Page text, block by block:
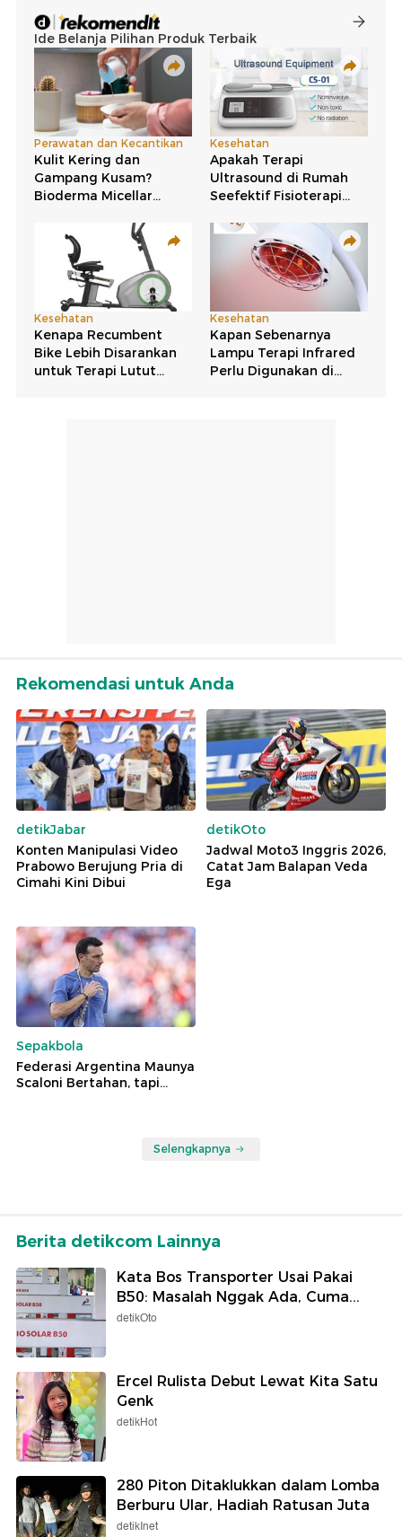
Rekomendasi untuk Anda
detikJabar
Konten Manipulasi Video
Prabowo Berujung Pria di
Cimahi Kini Dibui
detikOto
Jadwal Moto3 Inggris 2026,
Catat Jam Balapan Veda
Ega
Sepakbola
Federasi Argentina Maunya
Scaloni Bertahan, tapi...
Selengkapnya
Berita detikcom Lainnya
Kata Bos Transporter Usai Pakai
B50: Masalah Nggak Ada, Cuma...
detikOto
Ercel Rulista Debut Lewat Kita Satu
Genk
detikHot
280 Piton Ditaklukkan dalam Lomba
Berburu Ular, Hadiah Ratusan Juta
detikInet